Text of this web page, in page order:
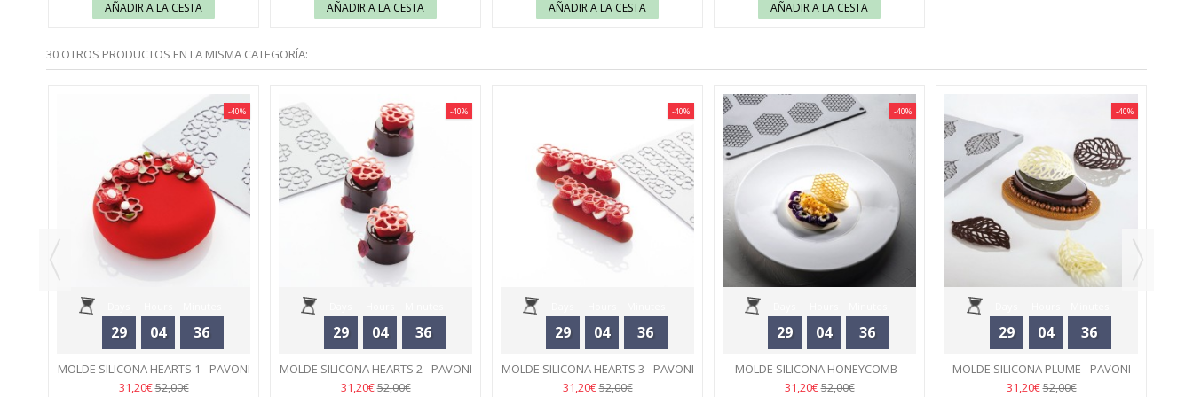
AÑADIR A LA CESTA
AÑADIR A LA CESTA
AÑADIR A LA CESTA
AÑADIR A LA CESTA
30 OTROS PRODUCTOS EN LA MISMA CATEGORÍA:
29 04 36
48
-40%
MOLDE SILICONA HEARTS 1 - PAVONI
31,20€52,00€
29 04 36
48
-40%
MOLDE SILICONA HEARTS 2 - PAVONI
31,20€52,00€
29 04 36
48
-40%
MOLDE SILICONA HEARTS 3 - PAVONI
31,20€52,00€
29 04 36
48
-40%
MOLDE SILICONA HONEYCOMB -
PAVONI
31,20€52,00€
29 04 36
48
-40%
MOLDE SILICONA PLUME - PAVONI
31,20€52,00€